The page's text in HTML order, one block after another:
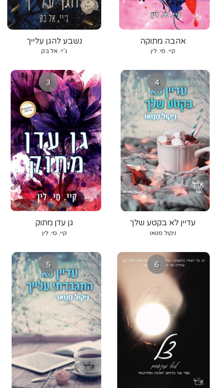
נשבע להגן עלייך
ג'יי. אל בק
אהבה מתוקה
קיי. סי. לין
3
גן עדן מתוק
קיי. סי. לין
4
עדיין לא בקטע שלך
ניקול סנואו
5 6